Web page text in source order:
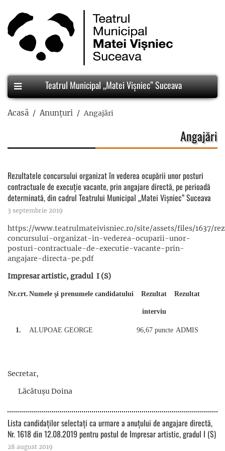
Teatrul Municipal „Matei Vișniec” Suceava
Acasă Anunțuri Angajări
Angajări
Rezultatele concursului organizat în vederea ocupării unor posturi
contractuale de execuție vacante, prin angajare directă, pe perioadă
determinată, din cadrul Teatrului Municipal „Matei Vişniec” Suceava
3 septembrie 2019
https://www.teatrulmateivisniec.ro/site/assets/files/1637/
concursului-organizat-in-vederea-ocuparii-unor-
posturi-contractuale-de-executie-vacante-prin-
angajare-directa-pe.pdf
Impresar artistic, gradul I (S)
Nr.crt. Numele şi prenumele candidatului Rezultat
interviu
Rezultat
1. ALUPOAE GEORGE 96,67 puncte ADMIS
Secretar,
Lăcătușu Doina
Lista candidaților selectați ca urmare a anuțului de angajare directă,
Nr. 1618 din 12.08.2019 pentru postul de Impresar artistic, gradul I (S)
28 august 2019